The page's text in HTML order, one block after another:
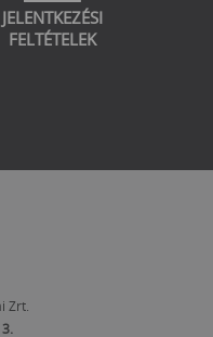
JELENTKEZÉSI
FELTÉTELEK
Zrt.